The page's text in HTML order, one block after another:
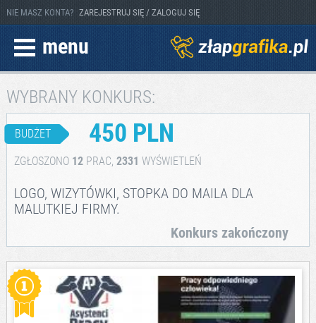
NIE MASZ KONTA? ZAREJESTRUJ SIĘ / ZALOGUJ SIĘ
menu
WYBRANY KONKURS:
BUDŻET 450 PLN
ZGŁOSZONO 12PRAC, 2331 WYŚWIETLEŃ
LOGO, WIZYTÓWKI, STOPKA DO MAILA DLA
MALUTKIEJ FIRMY.
Konkurs zakończony